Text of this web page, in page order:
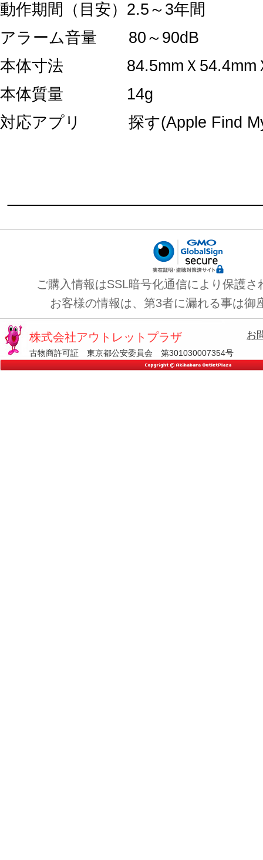
動作期間（目安）2.5～3年間
アラーム音量 80～90dB
本体寸法 84.5mmＸ54.4mm
本体質量 14g
対応アプリ 探す(Apple Find
ご購入情報はSSL暗号化通信により保護さ
お客様の情報は、第3者に漏れる事は御
株式会社アウトレットプラザ
古物商許可証 東京都公安委員会 第301030007354号
お